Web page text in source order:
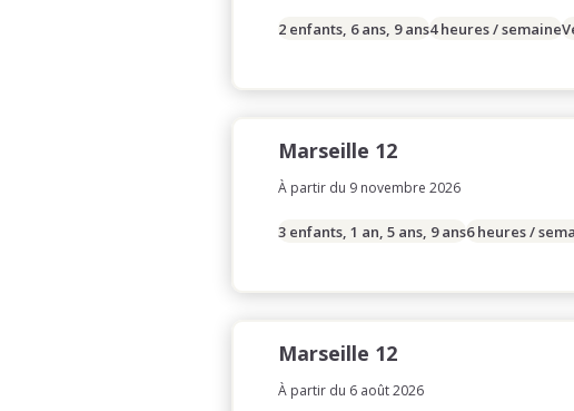
2 enfants, 6 ans, 9 ans4 heures / semaine
Marseille 12
À partir du 9 novembre 2026
3 enfants, 1 an, 5 ans, 9 ans6 heures /
Marseille 12
À partir du 6 août 2026